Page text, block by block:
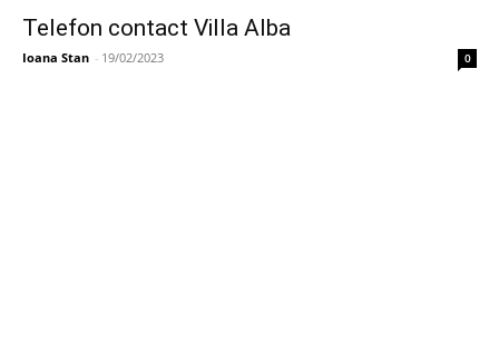
Telefon contact Villa Alba
Ioana Stan - 19/02/2023 0